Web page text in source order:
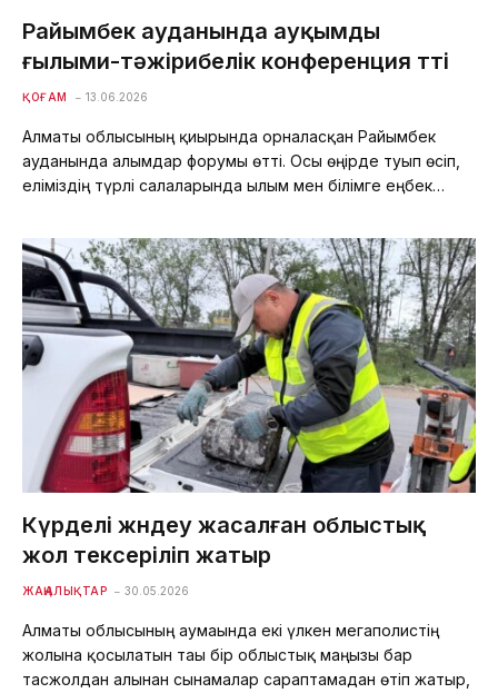
Райымбек ауданында ауқымды
ғылыми-тәжірибелік конференция өтті
ҚОҒАМ 13.06.2026
Алматы облысының қиырында орналасқан Райымбек
ауданында ғалымдар форумы өтті. Осы өңірде туып өсіп,
еліміздің түрлі салаларында ғылым мен білімге еңбек…
Күрделі жөндеу жасалған облыстық
жол тексеріліп жатыр
ЖАҢАЛЫҚТАР 30.05.2026
Алматы облысының аумағында екі үлкен мегаполистің
жолына қосылатын тағы бір облыстық маңызы бар
тасжолдан алынған сынамалар сараптамадан өтіп жатыр,